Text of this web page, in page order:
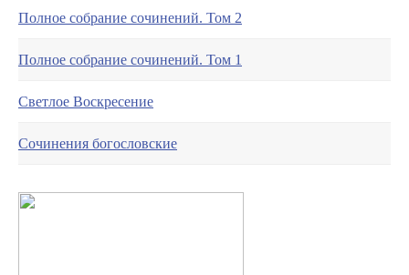
Полное собрание сочинений. Том 2
Полное собрание сочинений. Том 1
Светлое Воскресение
Сочинения богословские